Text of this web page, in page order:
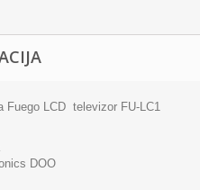
Fuego LCD televizor FU-LC1
DOO